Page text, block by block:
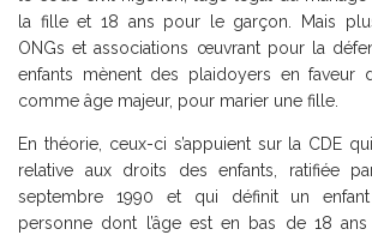
la fille et 18 ans pour le garçon. Mais
ONGs et associations œuvrant pour la
enfants mènent des plaidoyers en faveur
comme âge majeur, pour marier une fille.
En théorie, ceux-ci s’appuient sur la CDE
relative aux droits des enfants, ratifiée
septembre 1990 et qui définit un
personne dont l’âge est en bas de 18